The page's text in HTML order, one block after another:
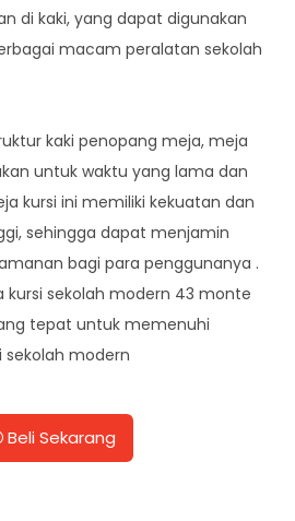
di kaki, yang dapat digunakan
macam peralatan sekolah
kaki penopang meja, meja
untuk waktu yang lama dan
kursi ini memiliki kekuatan dan
sehingga dapat menjamin
bagi para penggunanya .
kursi sekolah modern 43 monte
tepat untuk memenuhi
modern
Beli Sekarang